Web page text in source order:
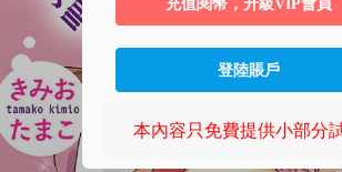
登陸賬戶
本內容只免費提供小部分